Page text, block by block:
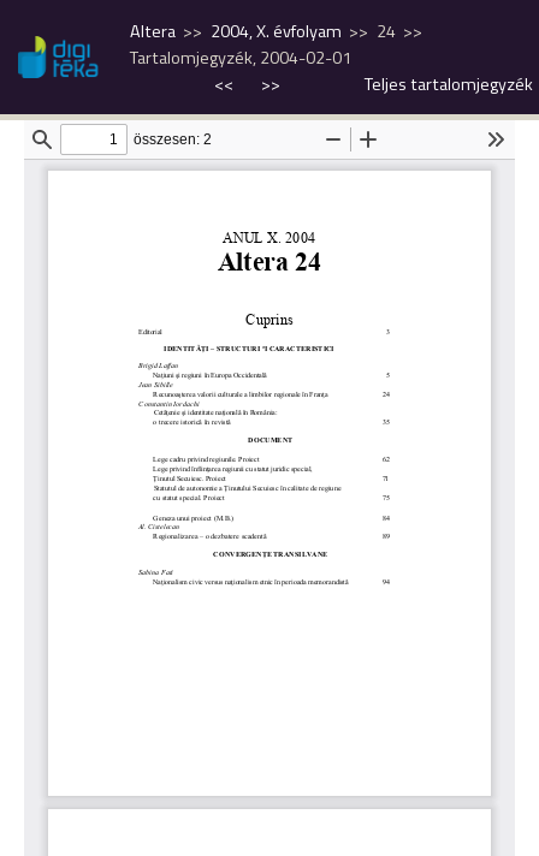
Altera 2004, X. évfolyam
24
Tartalomjegyzék, 2004-02-01
<<
>> Teljes tartalomjegyzék